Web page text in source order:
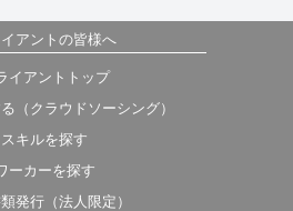
アントの皆様へ
イアントトップ
（クラウドソーシング）
スキルを探す
ーカーを探す
発行（法人限定）